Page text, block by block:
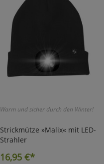
Warm und sicher durch den Winter!
Strickmütze »Malix« mit LED-
Strahler
16,95 €*